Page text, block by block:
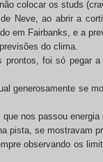
colocar os studs
Neve, ao abrir a
em Fairbanks, e a
do clima.
prontos, foi só pegar
generosamente se
nos passou energia
pista, se mostravam
observando os